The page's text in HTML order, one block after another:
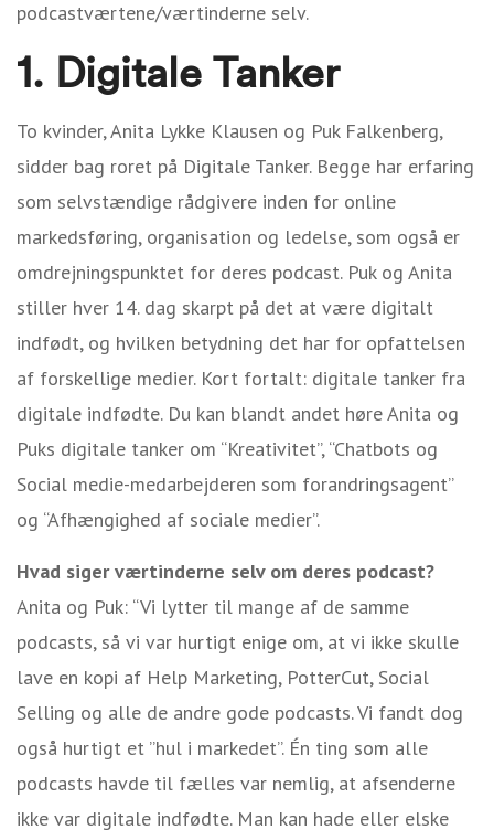
podcastværtene/værtinderne selv.
1. Digitale Tanker
To kvinder, Anita Lykke Klausen og Puk Falkenberg,
sidder bag roret på Digitale Tanker. Begge har erfaring
som selvstændige rådgivere inden for online
markedsføring, organisation og ledelse, som også er
omdrejningspunktet for deres podcast. Puk og Anita
stiller hver 14. dag skarpt på det at være digitalt
indfødt, og hvilken betydning det har for opfattelsen
af forskellige medier. Kort fortalt: digitale tanker fra
digitale indfødte. Du kan blandt andet høre Anita og
Puks digitale tanker om “Kreativitet”, “Chatbots og
Social medie-medarbejderen som forandringsagent”
og “Afhængighed af sociale medier”.
Hvad siger værtinderne selv om deres podcast?
Anita og Puk: “Vi lytter til mange af de samme
podcasts, så vi var hurtigt enige om, at vi ikke skulle
lave en kopi af Help Marketing, PotterCut, Social
Selling og alle de andre gode podcasts. Vi fandt dog
også hurtigt et ”hul i markedet”. Én ting som alle
podcasts havde til fælles var nemlig, at afsenderne
ikke var digitale indfødte. Man kan hade eller elske